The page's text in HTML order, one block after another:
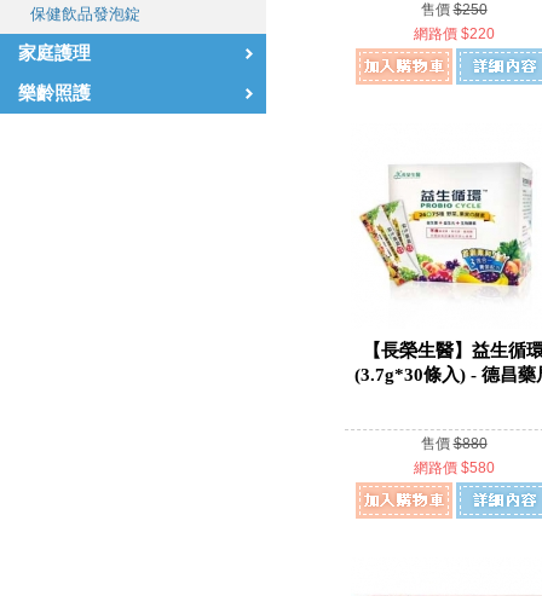
保健飲品發泡錠
家庭護理
樂齡照護
售價$250
網路價 $220
【長榮生醫】益生循
(3.7g*30條入) - 德昌藥
售價$880
網路價 $580